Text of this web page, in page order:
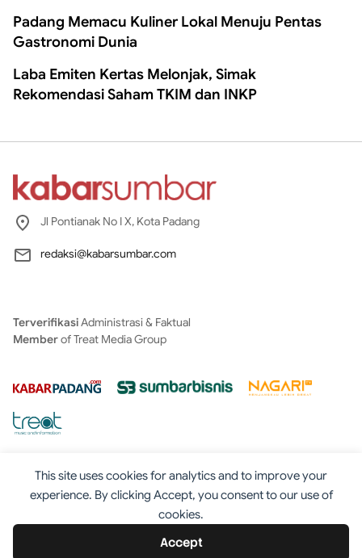
This site uses cookies for analytics and to improve your
experience. By clicking Accept, you consent to our use of
cookies.
Accept
Padang Memacu Kuliner Lokal Menuju Pentas
Gastronomi Dunia
Laba Emiten Kertas Melonjak, Simak
Rekomendasi Saham TKIM dan INKP
Jl Pontianak No I X, Kota Padang
redaksi@kabarsumbar.com
TerverifikasiAdministrasi & Faktual
Memberof Treat Media Group
Tentang Redaksi Kontak Disclaimer
Iklan